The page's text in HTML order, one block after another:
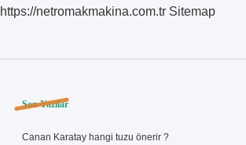
https://netromakmakina.com.tr Sitemap
Sidebar
Son Yazılar
Canan Karatay hangi tuzu önerir ?